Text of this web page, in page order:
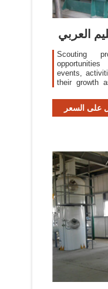
Scouting
events,
their growth
positive
على السعر